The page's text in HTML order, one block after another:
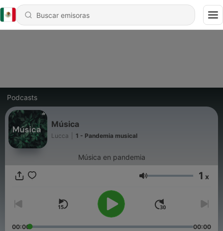
Podcasts
Música
Lucca 1 - Pandemia musical
Música en pandemia
Volumen 1 x
00:00 00:00